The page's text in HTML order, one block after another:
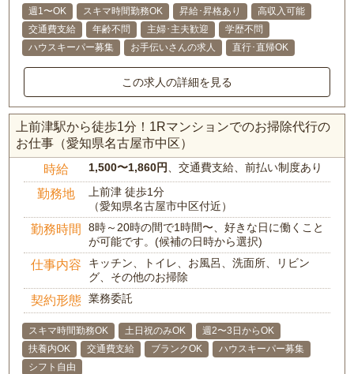
週1〜OK スキマ時間勤務OK 昇給･昇格あり
高収入可能
交通費支給
年齢不問 主婦･主夫歓迎
学歴不問
ハウスキーパー募集
お手伝いさんの求人 直行･直帰OK
この求人の詳細を見る
上前津駅から徒歩1分！1Rマンションでのお掃除代行の
お仕事（愛知県名古屋市中区）
時給 1,500〜1,860円、交通費支給、前払い制度あり
勤務地
上前津 徒歩1分
（愛知県名古屋市中区付近）
勤務時間
8時～20時の間で1時間〜、好きな日に働くこと
が可能です。(候補の日時から選択)
仕事内容
キッチン、トイレ、お風呂、洗面所、リビン
グ、その他のお掃除
契約形態 業務委託
スキマ時間勤務OK 土日祝のみOK
週2〜3日からOK
扶養内OK
交通費支給 ブランクOK
ハウスキーパー募集
シフト自由